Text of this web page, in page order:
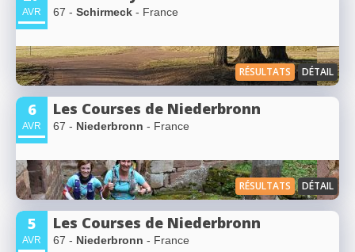
AVR 67 - Schirmeck - France
RÉSULTATS DÉTAIL
6
AVR
Les Courses de Niederbronn
67 - Niederbronn - France
RÉSULTATS DÉTAIL
5
AVR
Les Courses de Niederbronn
67 - Niederbronn - France